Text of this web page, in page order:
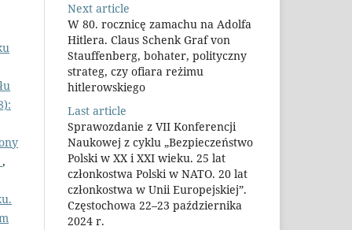
,
Next article
W 80. rocznicę zamachu na Adolfa
Hitlera. Claus Schenk Graf von
Stauffenberg, bohater, polityczny
strateg, czy ofiara reżimu
hitlerowskiego
Last article
Sprawozdanie z VII Konferencji
Naukowej z cyklu „Bezpieczeństwo
Polski w XX i XXI wieku. 25 lat
członkostwa Polski w NATO. 20 lat
członkostwa w Unii Europejskiej”.
Częstochowa 22–23 października
2024 r.